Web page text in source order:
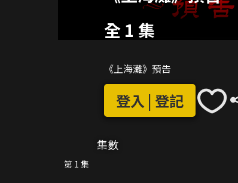
全 1 集
《上海灘》預告
登入 | 登記
集數
第 1 集